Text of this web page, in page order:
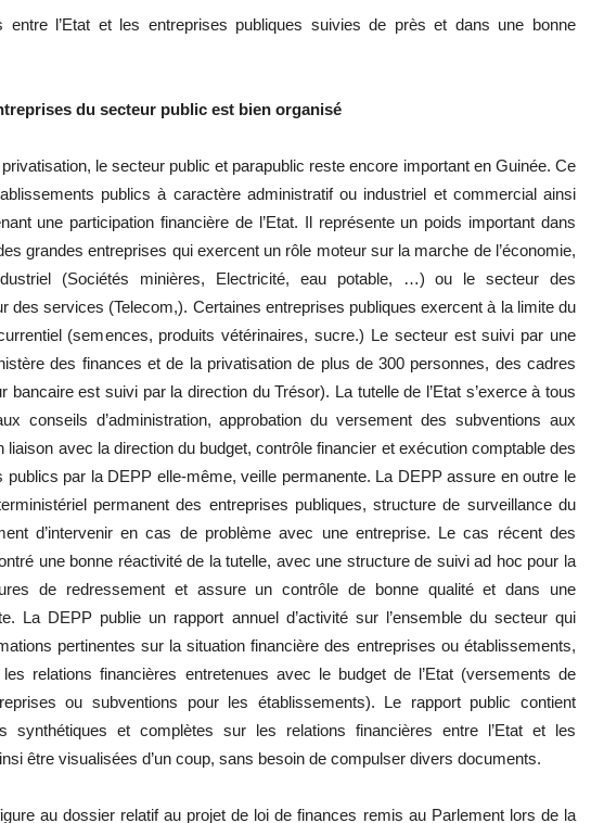
entre l’Etat et les entreprises publiques suivies de près et dans une bonne
du secteur public est bien organisé
le secteur public et parapublic reste encore important en Guinée. Ce
publics à caractère administratif ou industriel et commercial ainsi
une participation financière de l’Etat. Il représente un poids important dans
grandes entreprises qui exercent un rôle moteur sur la marche de l’économie,
(Sociétés minières, Electricité, eau potable, …) ou le secteur des
des services (Telecom,). Certaines entreprises publiques exercent à la limite du
(semences, produits vétérinaires, sucre.) Le secteur est suivi par une
des finances et de la privatisation de plus de 300 personnes, des cadres
bancaire est suivi par la direction du Trésor). La tutelle de l’Etat s’exerce à tous
conseils d’administration, approbation du versement des subventions aux
liaison avec la direction du budget, contrôle financier et exécution comptable des
par la DEPP elle-même, veille permanente. La DEPP assure en outre le
permanent des entreprises publiques, structure de surveillance du
d’intervenir en cas de problème avec une entreprise. Le cas récent des
une bonne réactivité de la tutelle, avec une structure de suivi ad hoc pour la
de redressement et assure un contrôle de bonne qualité et dans une
La DEPP publie un rapport annuel d’activité sur l’ensemble du secteur qui
pertinentes sur la situation financière des entreprises ou établissements,
relations financières entretenues avec le budget de l’Etat (versements de
ou subventions pour les établissements). Le rapport public contient
synthétiques et complètes sur les relations financières entre l’Etat et les
être visualisées d’un coup, sans besoin de compulser divers documents.
au dossier relatif au projet de loi de finances remis au Parlement lors de la